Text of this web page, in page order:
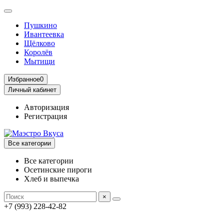
Пушкино
Ивантеевка
Щёлково
Королёв
Мытищи
Избранное0
Личный кабинет
Авторизация
Регистрация
Все категории
Все категории
Осетинские пироги
Хлеб и выпечка
×
+7 (993) 228-42-82